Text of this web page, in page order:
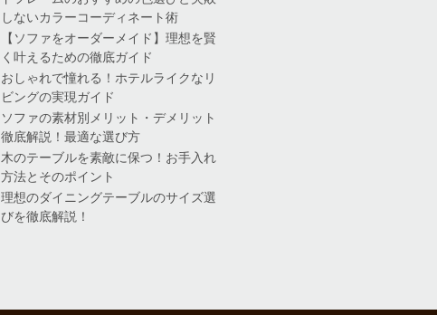
しないカラーコーディネート術
【ソファをオーダーメイド】理想を賢
く叶えるための徹底ガイド
おしゃれで憧れる！ホテルライクなリ
ビングの実現ガイド
ソファの素材別メリット・デメリット
徹底解説！最適な選び方
木のテーブルを素敵に保つ！お手入れ
方法とそのポイント
理想のダイニングテーブルのサイズ選
びを徹底解説！